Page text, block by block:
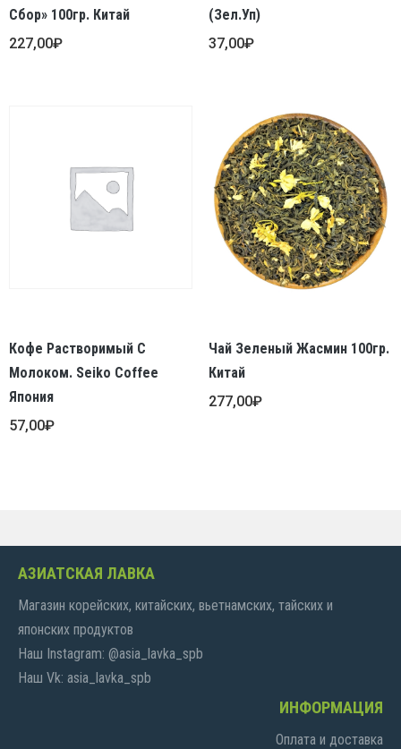
Сбор» 100гр. Китай
227,00₽
(зел.уп)
37,00₽
Кофе Растворимый С
Молоком. Seiko Coffee
Япония
57,00₽
Чай Зеленый Жасмин 100гр.
Китай
277,00₽
АЗИАТСКАЯ ЛАВКА
Магазин корейских, китайских, вьетнамских, тайских и
японских продуктов
Наш Instagram: @asia_lavka_spb
Наш Vk: asia_lavka_spb
ИНФОРМАЦИЯ
Оплата и доставка